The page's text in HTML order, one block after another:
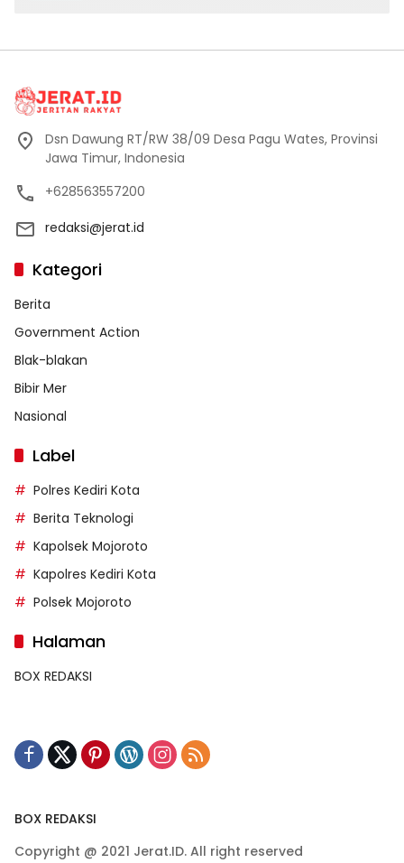
Dsn Dawung RT/RW 38/09 Desa Pagu Wates, Provinsi
Jawa Timur, Indonesia
+628563557200
redaksi@jerat.id
Kategori
Berita
Government Action
Blak-blakan
Bibir Mer
Nasional
Label
Polres Kediri Kota
Berita Teknologi
Kapolsek Mojoroto
Kapolres Kediri Kota
Polsek Mojoroto
Halaman
BOX REDAKSI
BOX REDAKSI
Copyright @ 2021 Jerat.ID. All right reserved